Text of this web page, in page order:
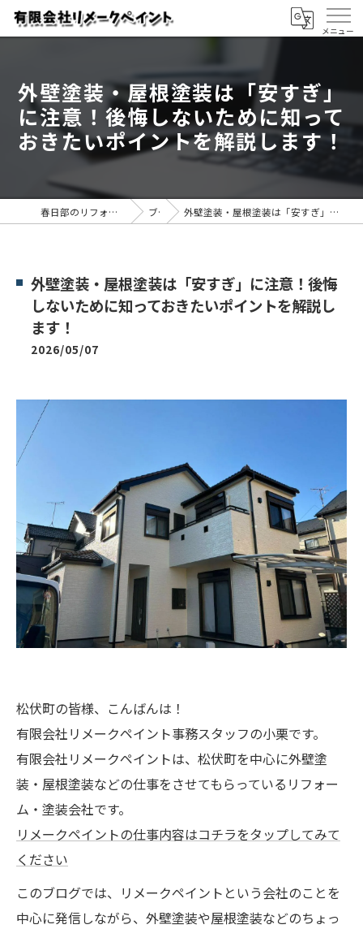
外壁塗装・屋根塗装は「安すぎ」
に注意！後悔しないために知って
おきたいポイントを解説します！
春日部のリフォームなら有限会社リメークペイント ブログ 外壁塗装・屋根塗装は「安すぎ」に注意！後悔しないために知っておきたいポイントを解説します！
外壁塗装・屋根塗装は「安すぎ」に注意！後悔
しないために知っておきたいポイントを解説し
ます！
2026/05/07
松伏町の皆様、こんばんは！
有限会社リメークペイント事務スタッフの小栗です。
有限会社リメークペイントは、松伏町を中心に外壁塗
装・屋根塗装などの仕事をさせてもらっているリフォー
ム・塗装会社です。
リメークペイントの仕事内容はコチラをタップしてみて
ください
このブログでは、リメークペイントという会社のことを
中心に発信しながら、外壁塗装や屋根塗装などのちょっ